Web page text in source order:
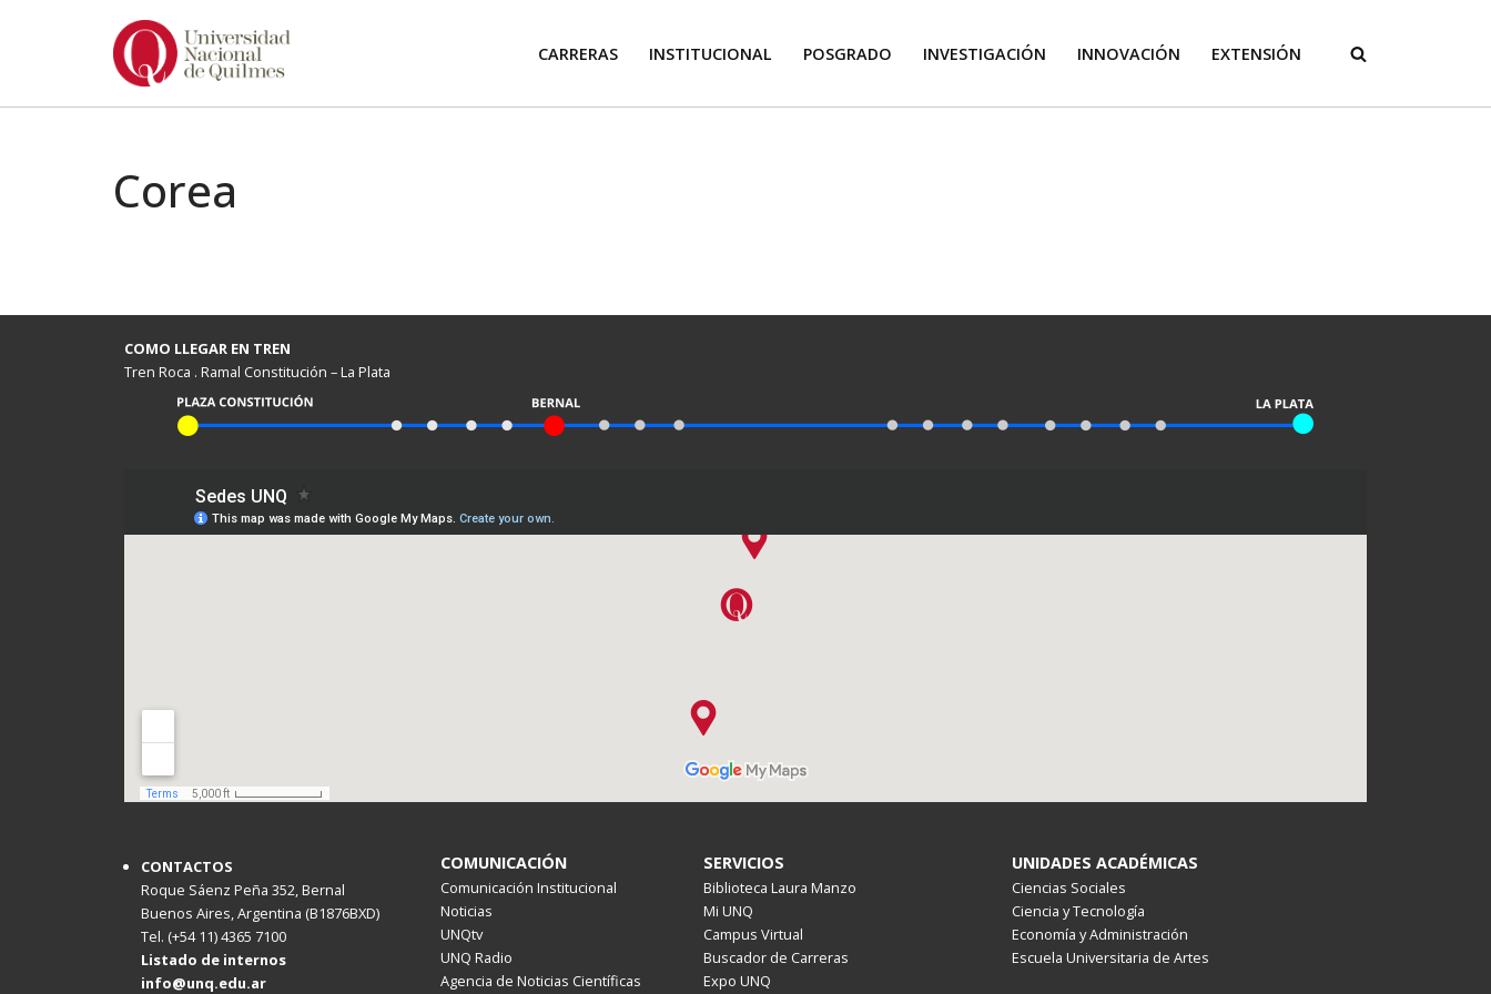
CARRERAS INSTITUCIONAL POSGRADO INVESTIGACIÓN INNOVACIÓN EXTENSIÓN
Corea
COMO LLEGAR EN TREN
Tren Roca . Ramal Constitución – La Plata
CONTACTOS
Roque Sáenz Peña 352, Bernal
Buenos Aires, Argentina (B1876BXD)
Tel. (+54 11) 4365 7100
Listado de internos
info@unq.edu.ar
COMUNICACIÓN
Comunicación Institucional
Noticias
UNQtv
UNQ Radio
Agencia de Noticias Científicas
SERVICIOS
Biblioteca Laura Manzo
Mi UNQ
Campus Virtual
Buscador de Carreras
Expo UNQ
UNIDADES ACADÉMICAS
Ciencias Sociales
Ciencia y Tecnología
Economía y Administración
Escuela Universitaria de Artes